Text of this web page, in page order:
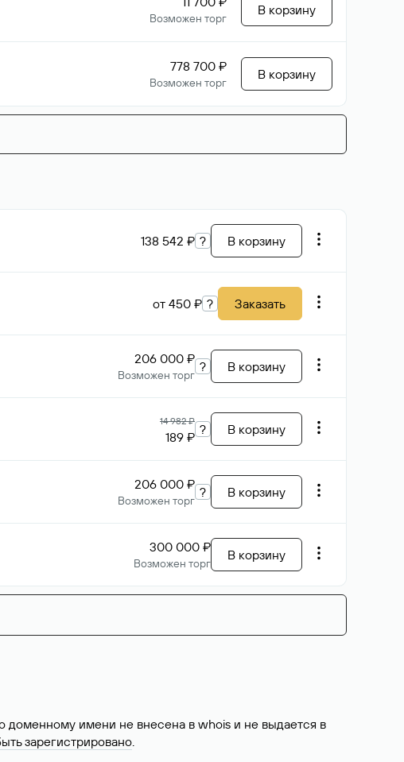
Возможен торг
В корзину
778 700 ₽
Возможен торг
В корзину
138 542 ₽ ? В корзину
от 450 ₽ ? Заказать
206 000 ₽
Возможен торг
? В корзину
14 982 ₽
189 ₽ ? В корзину
206 000 ₽
Возможен торг
? В корзину
300 000 ₽
Возможен торг
В корзину
доменному имени не внесена в whois и не выдается в
зарегистрировано.